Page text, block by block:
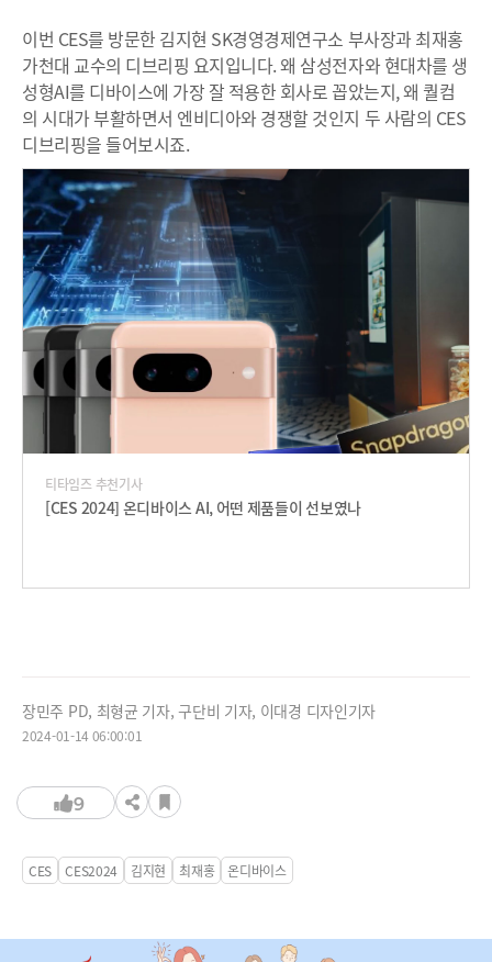
이번 CES를 방문한 김지현 SK경영경제연구소 부사장과 최재홍
가천대 교수의 디브리핑 요지입니다. 왜 삼성전자와 현대차를 생
성형AI를 디바이스에 가장 잘 적용한 회사로 꼽았는지, 왜 퀄컴
의 시대가 부활하면서 엔비디아와 경쟁할 것인지 두 사람의 CES
디브리핑을 들어보시죠.
티타임즈 추천기사
[CES 2024] 온디바이스 AI, 어떤 제품들이 선보였나
장민주 PD, 최형균 기자, 구단비 기자, 이대경 디자인기자
2024-01-14 06:00:01
9
CES CES2024 김지현 최재홍 온디바이스